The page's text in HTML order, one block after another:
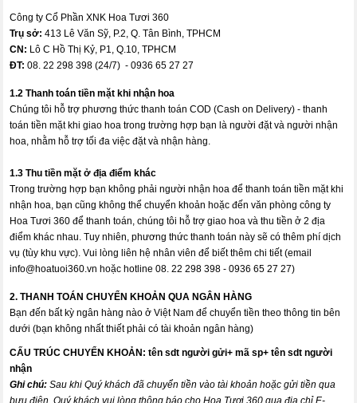
Công ty Cổ Phần XNK Hoa Tươi 360
Trụ sở: 413 Lê Văn Sỹ, P.2, Q. Tân Bình, TPHCM
CN: Lô C Hồ Thị Kỷ, P1, Q.10, TPHCM
ĐT: 08. 22 298 398 (24/7) - 0936 65 27 27
1.2 Thanh toán tiền mặt khi nhận hoa
Chúng tôi hỗ trợ phương thức thanh toán COD (Cash on Delivery) - thanh
toán tiền mặt khi giao hoa trong trường hợp bạn là người đặt và người nhận
hoa, nhằm hỗ trợ tối đa việc đặt và nhận hàng.
1.3 Thu tiền mặt ở địa điểm khác
Trong trường hợp bạn không phải người nhận hoa để thanh toán tiền mặt khi
nhận hoa, bạn cũng không thể chuyển khoản hoặc đến văn phòng công ty
Hoa Tươi 360 để thanh toán, chúng tôi hỗ trợ giao hoa và thu tiền ở 2 địa
điểm khác nhau. Tuy nhiên, phương thức thanh toán này sẽ có thêm phí dịch
vụ (tùy khu vực). Vui lòng liên hệ nhân viên để biết thêm chi tiết (email
info@hoatuoi360.vn hoặc hotline 08. 22 298 398 - 0936 65 27 27)
2. THANH TOÁN CHUYỂN KHOẢN QUA NGÂN HÀNG
Bạn đến bất kỳ ngân hàng nào ở Việt Nam để chuyển tiền theo thông tin bên
dưới (bạn không nhất thiết phải có tài khoản ngân hàng)
CẤU TRÚC CHUYỂN KHOẢN:tên sdt người gửi+ mã sp+ tên sdt người
nhận
Ghi chú:Sau khi Quý khách đã chuyển tiền vào tài khoản hoặc gửi tiền qua
bưu điện, Quý khách vui lòng thông báo cho Hoa Tươi 360 qua địa chỉ E-